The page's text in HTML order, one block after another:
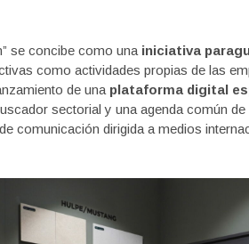
se concibe como una iniciativa
como actividades propias de las
de una plataforma digital
sectorial y una agenda común
comunicación dirigida a medios